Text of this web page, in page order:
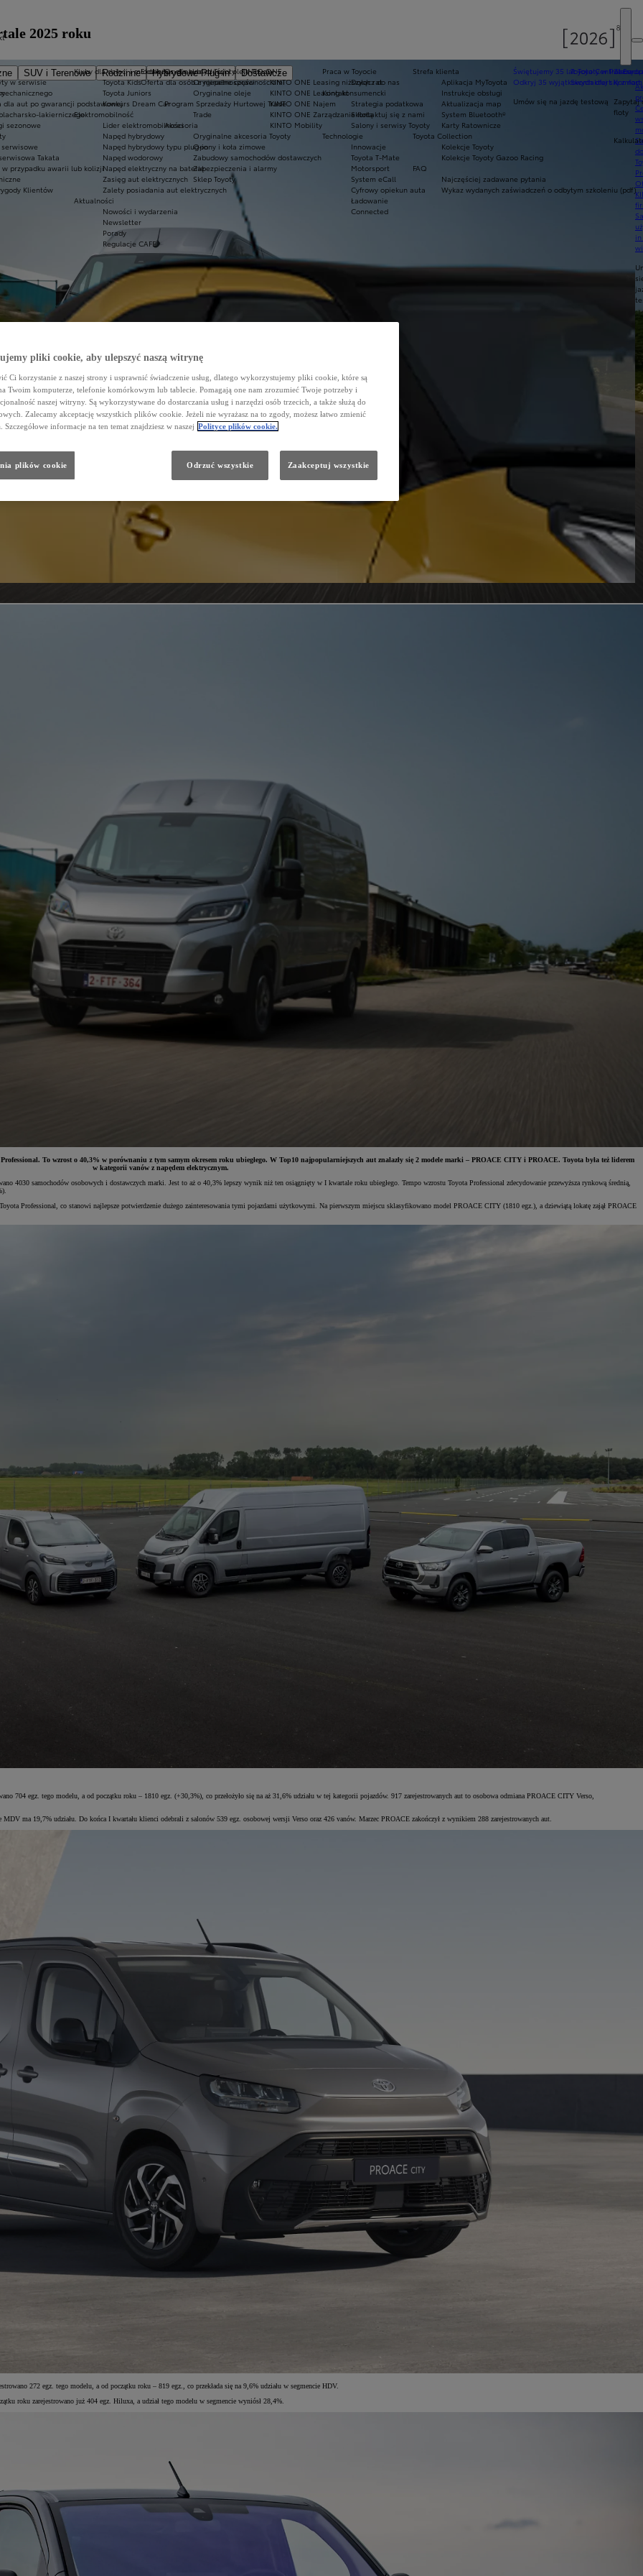
SUV i Terenowe Rodzinne Hybrydowe Plug-in
Dostawcze
Ekobonus dla hybryd Toyoty
Oferta dla osób z niepełnosprawnościami
Świętujemy 35 lat Toyoty w Polsce
Odkryj 35 wyjątkowych ofert
Umów się na jazdę testową
Kluby dla dzieci i młodzieży
Toyota Kids
Toyota Juniors
Konkurs Dream Car
Elektromobilność
Lider elektromobilności
Napęd hybrydowy
Napęd hybrydowy typu plug-in
Napęd wodorowy
Napęd elektryczny na baterię
Zasięg aut elektrycznych
Zalety posiadania aut elektrycznych
Aktualności
Nowości i wydarzenia
Newsletter
Porady
Regulacje CAFE
Praca w Toyocie
Dołącz do nas
Kontakt
Strategia podatkowa
Skontaktuj się z nami
Salony i serwisy Toyoty
Technologie
Innowacje
Toyota T-Mate
Motorsport
System eCall
Cyfrowy opiekun auta
Ładowanie
Connected
Toyota Central
Skontaktuj się z
KINTO ONE
KINTO ONE Leasing niższych rat
KINTO ONE Leasing konsumencki
KINTO ONE Najem
KINTO ONE Zarządzanie flotą
KINTO Mobility
Komfort
Zapytaj
floty
w serwisie
dla aut po gwarancji podstawowej
lakierniczego
sezonowe
serwisowe
Takata
w przypadku awarii lub kolizji
Klientów
Oryginalne części i oleje Toyoty
Oryginalne części
Oryginalne oleje
Program Sprzedaży Hurtowej Trade
Trade
Akcesoria
Oryginalne akcesoria Toyoty
Opony i koła zimowe
Zabudowy samochodów dostawczych
Zabezpieczenia i alarmy
Sklep Toyoty
Strefa klienta
Aplikacja MyToyota
Instrukcje obsługi
Aktualizacja map
System Bluetooth®
Karty Ratownicze
Toyota Collection
Kolekcje Toyoty
Kolekcje Toyoty Gazoo Racing
FAQ
Najczęściej zadawane pytania
Wykaz wydanych zaświadczeń o odbytym szkoleniu (pdf)
2025 roku
To wzrost o 40,3% w porównaniu z tym samym okresem roku ubiegłego. W Top10 najpopularniejszych aut znalazły się 2 modele marki – PROACE CITY i PROACE. Toyota była też liderem
w kategorii vanów z napędem elektrycznym.
4030 samochodów osobowych i dostawczych marki. Jest to aż o 40,3% lepszy wynik niż ten osiągnięty w I kwartale roku ubiegłego. Tempo wzrostu Toyota Professional zdecydowanie przewyższa rynkową średnią,
Professional, co stanowi najlepsze potwierdzenie dużego zainteresowania tymi pojazdami użytkowymi. Na pierwszym miejscu sklasyfikowano model PROACE CITY (1810 egz.), a dziewiątą lokatę zajął PROACE
704 egz. tego modelu, a od początku roku – 1810 egz. (+30,3%), co przełożyło się na aż 31,6% udziału w tej kategorii pojazdów. 917 zarejestrowanych aut to osobowa odmiana PROACE CITY Verso,
ma 19,7% udziału. Do końca I kwartału klienci odebrali z salonów 539 egz. osobowej wersji Verso oraz 426 vanów. Marzec PROACE zakończył z wynikiem 288 zarejestrowanych aut.
272 egz. tego modelu, a od początku roku – 819 egz., co przekłada się na 9,6% udziału w segmencie HDV.
roku zarejestrowano już 404 egz. Hiluxa, a udział tego modelu w segmencie wyniósł 28,4%.
pliki cookie, aby ulepszyć naszą witrynę
Ci korzystanie z naszej strony i usprawnić świadczenie usług, dlatego wykorzystujemy pliki cookie, które są
Twoim komputerze, telefonie komórkowym lub tablecie. Pomagają one nam zrozumieć Twoje potrzeby i
naszej witryny. Są wykorzystywane do dostarczania usług i narzędzi osób trzecich, a także służą do
Zalecamy akceptację wszystkich plików cookie. Jeżeli nie wyrażasz na to zgody, możesz łatwo zmienić
Szczegółowe informacje na ten temat znajdziesz w naszej Polityce plików cookie.
Odrzuć wszystkie Zaakceptuj wszystkie
plików cookie